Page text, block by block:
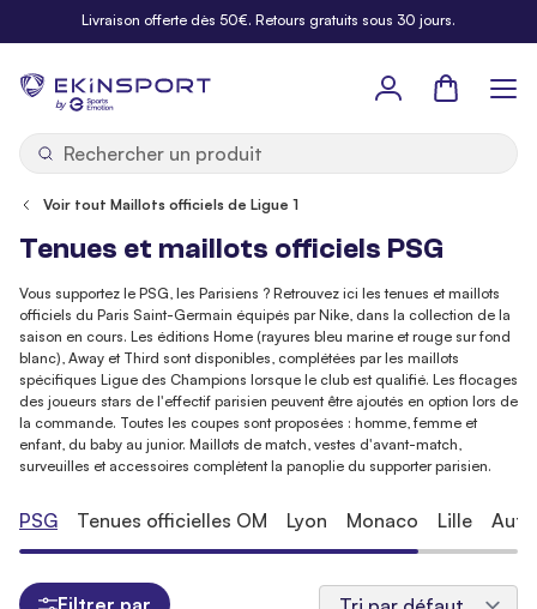
Allez au contenuLivraison offerte dès 50€. Retours gratuits sous 30 jours.
by
Panier
Voir tout Maillots officiels de Ligue 1
Tenues et maillots officiels PSG
Vous supportez le PSG, les Parisiens ? Retrouvez ici les tenues et maillots
officiels du Paris Saint-Germain équipés par Nike, dans la collection de la
saison en cours. Les éditions Home (rayures bleu marine et rouge sur fond
blanc), Away et Third sont disponibles, complétées par les maillots
spécifiques Ligue des Champions lorsque le club est qualifié. Les flocages
des joueurs stars de l'effectif parisien peuvent être ajoutés en option lors de
la commande. Toutes les coupes sont proposées : homme, femme et
enfant, du baby au junior. Maillots de match, vestes d'avant-match,
surveuilles et accessoires complètent la panoplie du supporter parisien.
PSG Tenues officielles OM Lyon Monaco Lille
Filtrer par